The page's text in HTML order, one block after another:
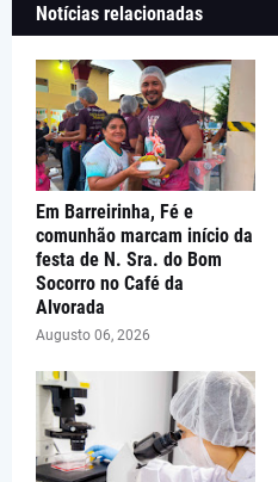
Notícias relacionadas
Em Barreirinha, Fé e
comunhão marcam início da
festa de N. Sra. do Bom
Socorro no Café da
Alvorada
Augusto 06, 2026